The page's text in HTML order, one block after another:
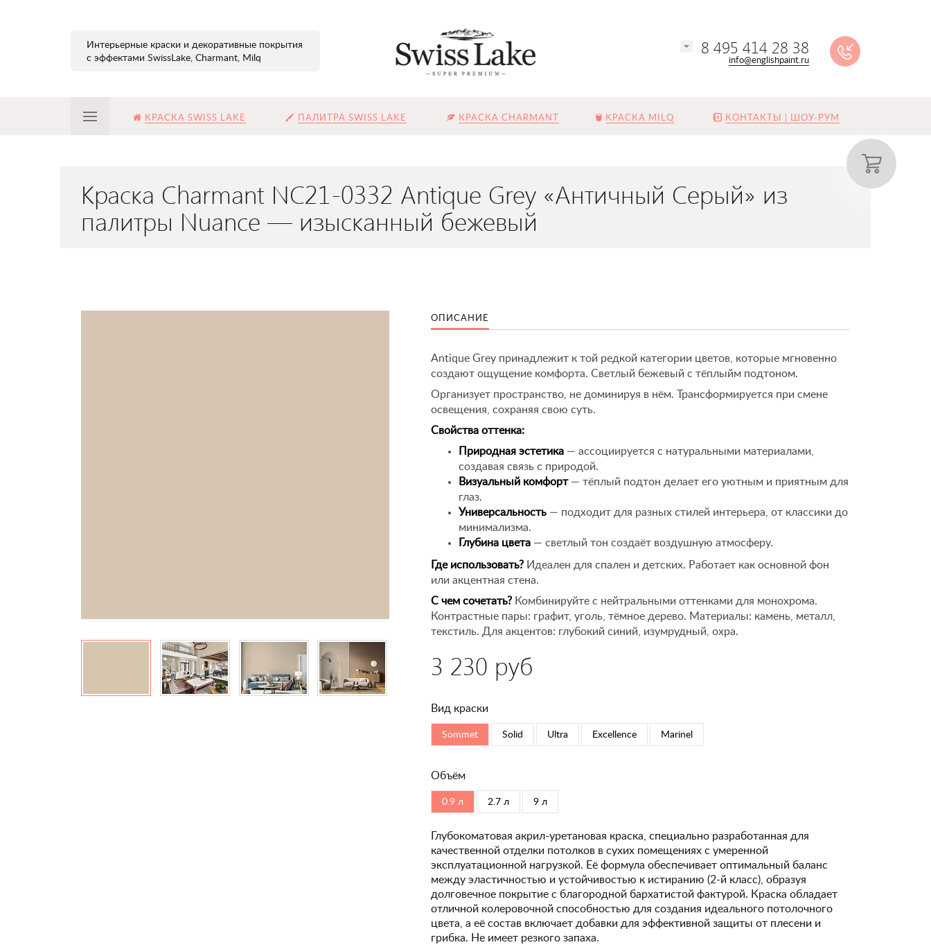
Интерьерные краски и декоративные покрытия
с эффектами SwissLake, Charmant, Milq
8 495 414 28 38
info@englishpaint.ru
КРАСКА SWISS LAKE ПАЛИТРА SWISS LAKE КРАСКА CHARMANT КРАСКА MILQ КОНТАКТЫ | ШОУ-РУМ
Краска Charmant NC21-0332 Antique Grey «Античный Серый» из
палитры Nuance — изысканный бежевый
ОПИСАНИЕ
Antique Grey принадлежит к той редкой категории цветов, которые мгновенно
создают ощущение комфорта. Светлый бежевый с тёплыйм подтоном.
Организует пространство, не доминируя в нём. Трансформируется при смене
освещения, сохраняя свою суть.
Свойства оттенка:
Природная эстетика — ассоциируется с натуральными материалами,
создавая связь с природой.
Визуальный комфорт— тёплый подтон делает его уютным и приятным для
глаз.
Универсальность — подходит для разных стилей интерьера, от классики до
минимализма.
Глубина цвета — светлый тон создаёт воздушную атмосферу.
Где использовать? Идеален для спален и детских. Работает как основной фон
или акцентная стена.
С чем сочетать? Комбинируйте с нейтральными оттенками для монохрома.
Контрастные пары: графит, уголь, тёмное дерево. Материалы: камень, металл,
текстиль. Для акцентов: глубокий синий, изумрудный, охра.
3 230 руб
Вид краски
Sommet Solid Ultra Excellence Marinel
Объём
0.9 л 2.7 л 9 л
Глубокоматовая акрил-уретановая краска, специально разработанная для
качественной отделки потолков в сухих помещениях с умеренной
эксплуатационной нагрузкой. Её формула обеспечивает оптимальный баланс
между эластичностью и устойчивостью к истиранию (2-й класс), образуя
долговечное покрытие с благородной бархатистой фактурой. Краска обладает
отличной колеровочной способностью для создания идеального потолочного
цвета, а её состав включает добавки для эффективной защиты от плесени и
грибка. Не имеет резкого запаха.